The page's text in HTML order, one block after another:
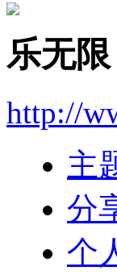
乐无限
http://
主
分
个